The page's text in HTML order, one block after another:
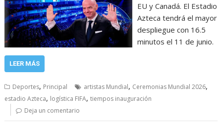
EU y Canadá. El Estadio
Azteca tendrá el mayor
despliegue con 16.5
minutos el 11 de junio.
LEER MÁS
Deportes, Principal artistas Mundial, Ceremonias Mundial 2026,
estadio Azteca, logística FIFA,tiempos inauguración
Deja un comentario